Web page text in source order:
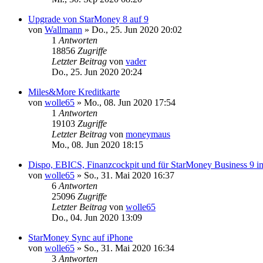
Upgrade von StarMoney 8 auf 9
von Wallmann » Do., 25. Jun 2020 20:02
1 Antworten
18856 Zugriffe
Letzter Beitrag von vader
Do., 25. Jun 2020 20:24
Miles&More Kreditkarte
von wolle65 » Mo., 08. Jun 2020 17:54
1 Antworten
19103 Zugriffe
Letzter Beitrag von moneymaus
Mo., 08. Jun 2020 18:15
Dispo, EBICS, Finanzcockpit und für StarMoney Business 9
von wolle65 » So., 31. Mai 2020 16:37
6 Antworten
25096 Zugriffe
Letzter Beitrag von wolle65
Do., 04. Jun 2020 13:09
StarMoney Sync auf iPhone
von wolle65 » So., 31. Mai 2020 16:34
3 Antworten